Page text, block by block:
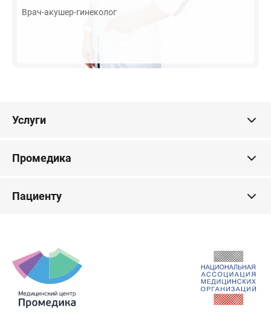
Врач-акушер-гинеколог
Услуги
Промедика
Пациенту